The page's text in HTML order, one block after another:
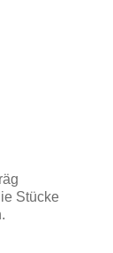
Stücke